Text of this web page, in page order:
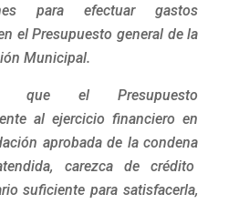
para efectuar gastos
el Presupuesto general de la
Municipal.
que el Presupuesto
al ejercicio financiero en
aprobada de la condena
carezca de crédito
suficiente para satisfacerla,